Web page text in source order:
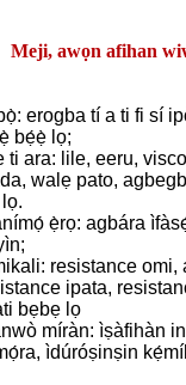
Meji, awọn afihan
erogba tí a ti fi sí
bẹ́ẹ̀ lọ;
ti ara: lile, eeru,
walẹ pato,
ẹ̀rọ: agbára
resistance omi,
ipata,
bẹbẹ lọ
míràn: ìṣàfihàn
ìdúróṣinṣin